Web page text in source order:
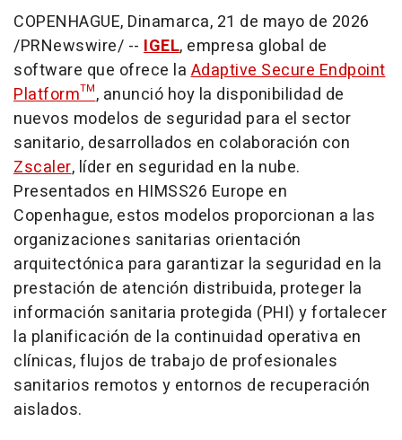
COPENHAGUE, Dinamarca, 21 de mayo de 2026
/PRNewswire/ -- IGEL, empresa global de
software que ofrece laAdaptive Secure Endpoint
Platform™, anunció hoy la disponibilidad de
nuevos modelos de seguridad para el sector
sanitario, desarrollados en colaboración con
Zscaler, líder en seguridad en la nube.
Presentados en HIMSS26 Europe en
Copenhague, estos modelos proporcionan a las
organizaciones sanitarias orientación
arquitectónica para garantizar la seguridad en la
prestación de atención distribuida, proteger la
información sanitaria protegida (PHI) y fortalecer
la planificación de la continuidad operativa en
clínicas, flujos de trabajo de profesionales
sanitarios remotos y entornos de recuperación
aislados.